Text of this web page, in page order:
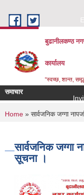
बुढानीलकण्ठ
कार्यालय
“स्वच्छ, शान्त,
समाचार
You are
Home » सार्वजनिक जग्गा
सार्वजनिक जग्गा
सूचना ।